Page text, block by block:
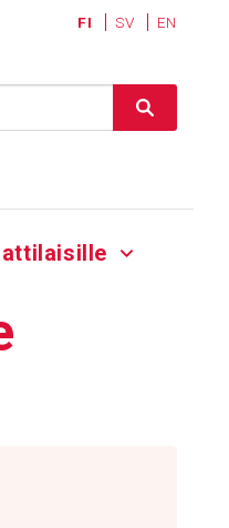
FI SV EN